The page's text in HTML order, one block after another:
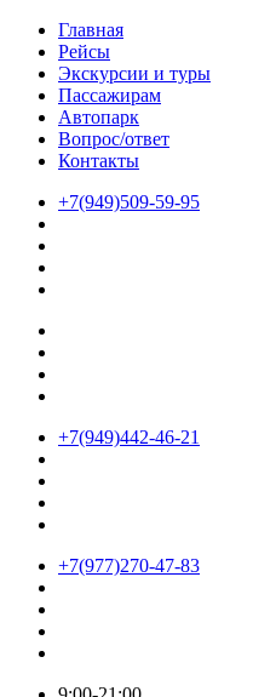
Главная
Рейсы
Экскурсии и туры
Пассажирам
Автопарк
Вопрос/ответ
Контакты
+7(949)509-59-95
+7(949)442-46-21
+7(977)270-47-83